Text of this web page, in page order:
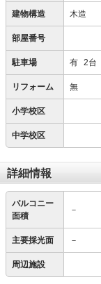
建物構造 木造
部屋番号
駐車場 有 2台
リフォーム 無
小学校区
中学校区
詳細情報
バルコニー
面積
－
主要採光面 －
周辺施設